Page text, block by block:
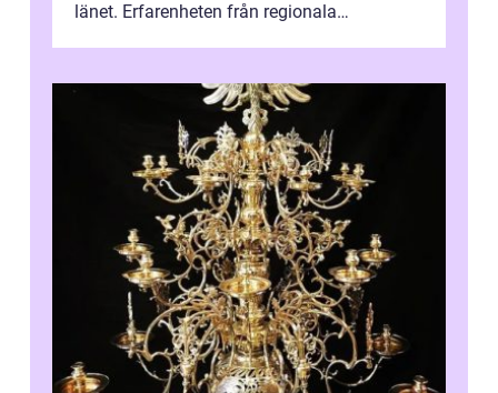
länet. Erfarenheten från regionala